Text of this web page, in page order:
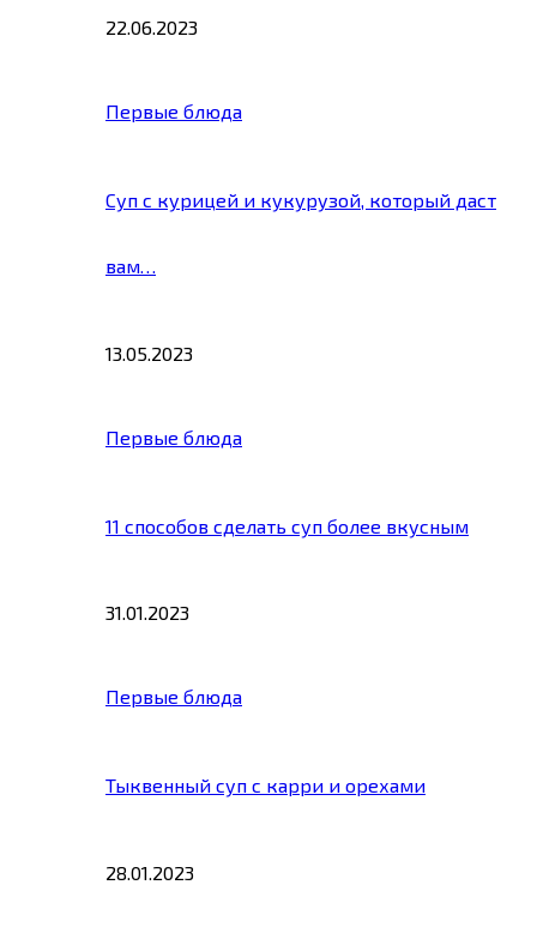
22.06.2023
Первые блюда
Суп с курицей и кукурузой, который даст
вам…
13.05.2023
Первые блюда
11 способов сделать суп более вкусным
31.01.2023
Первые блюда
Тыквенный суп с карри и орехами
28.01.2023